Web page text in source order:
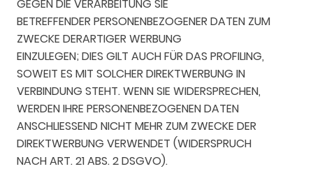
GEGEN DIE VERARBEITUNG SIE
BETREFFENDER PERSONENBEZOGENER DATEN ZUM
ZWECKE DERARTIGER WERBUNG
EINZULEGEN; DIES GILT AUCH FÜR DAS PROFILING,
SOWEIT ES MIT SOLCHER DIREKTWERBUNG IN
VERBINDUNG STEHT. WENN SIE WIDERSPRECHEN,
WERDEN IHRE PERSONENBEZOGENEN DATEN
ANSCHLIESSEND NICHT MEHR ZUM ZWECKE DER
DIREKTWERBUNG VERWENDET (WIDERSPRUCH
NACH ART. 21 ABS. 2 DSGVO).